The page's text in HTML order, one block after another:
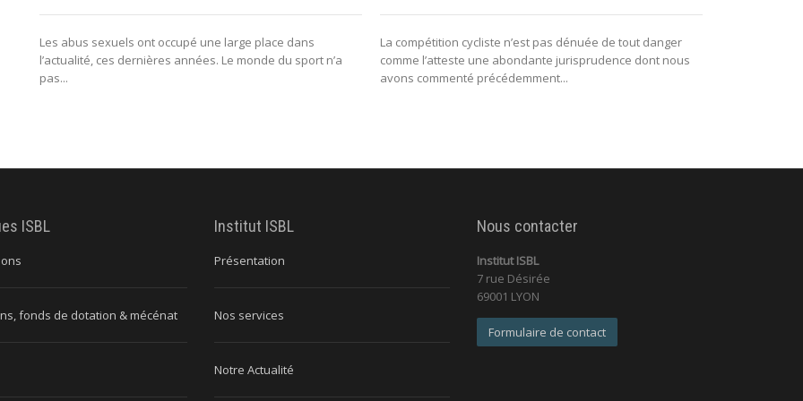
Les abus sexuels ont occupé une large place dans
l’actualité, ces dernières années. Le monde du sport n’a
pas...
La compétition cycliste n’est pas dénuée de tout danger
comme l’atteste une abondante jurisprudence dont nous
avons commenté précédemment...
ISBL
fonds de dotation & mécénat
Institut ISBL
Présentation
Nos services
Notre Actualité
Nous contacter
Institut ISBL
7 rue Désirée
69001 LYON
Formulaire de contact